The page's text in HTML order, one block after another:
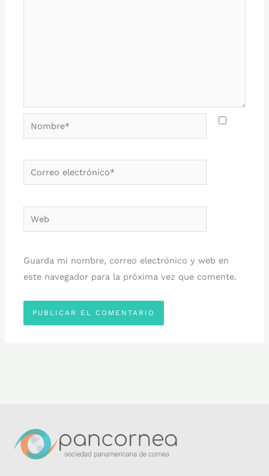
Nombre*
Correo
electrónico*
Web
Guarda mi nombre, correo electrónico y web en
este navegador para la próxima vez que comente.